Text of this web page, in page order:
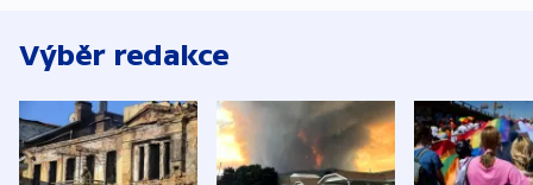
Výběr redakce